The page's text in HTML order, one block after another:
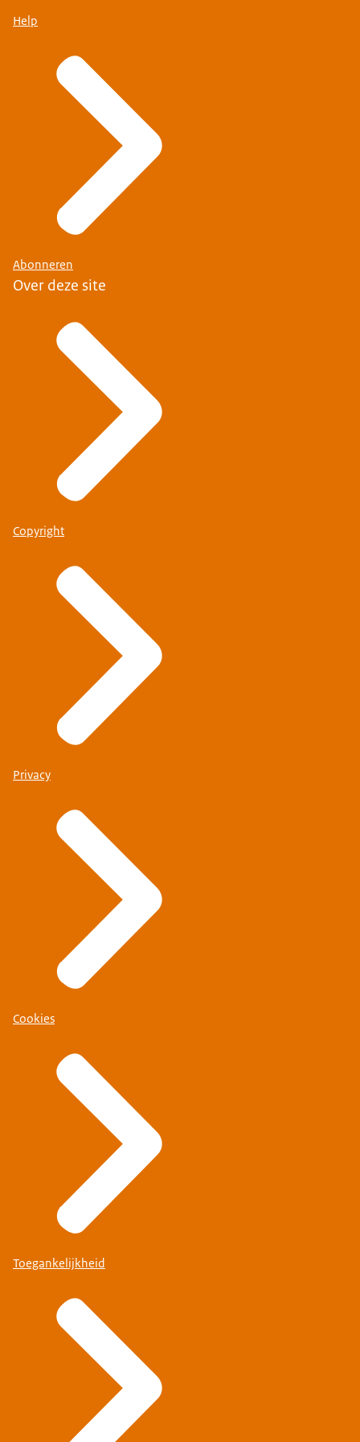
Help
Abonneren
Over deze site
Copyright
Privacy
Cookies
Toegankelijkheid